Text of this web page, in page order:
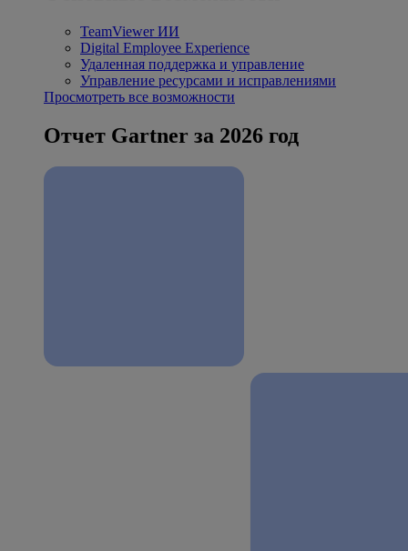
TeamViewer ИИ
Digital Employee Experience
Удаленная поддержка и управление
Управление ресурсами и исправлениями
Просмотреть все возможности
Отчет Gartner за 2026 год